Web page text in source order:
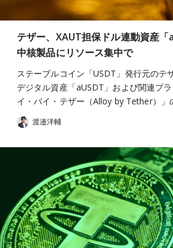
テザー、XAUT担保ドル連動資産「
中核製品にリソース集中で
ステーブルコイン「USDT」発行元のテ
デジタル資産「aUSDT」および関連プ
イ・バイ・テザー（Alloy by Tether）
渡邉洋輔